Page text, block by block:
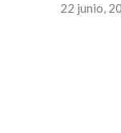
22 junio,